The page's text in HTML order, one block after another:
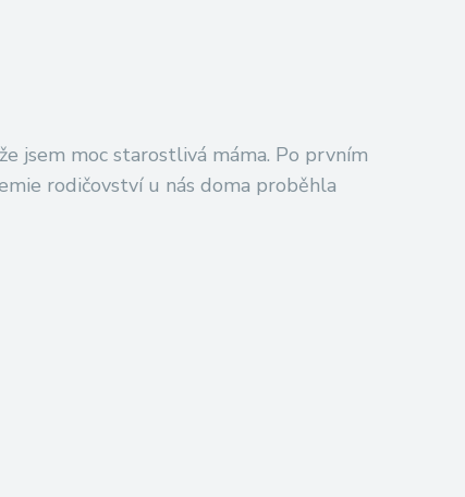
jsem moc starostlivá máma. Po prvním
rodičovství u nás doma proběhla